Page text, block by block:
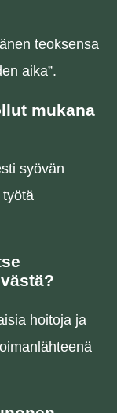
teoksensa
aika”.
mukana
syövän
hoitoja ja